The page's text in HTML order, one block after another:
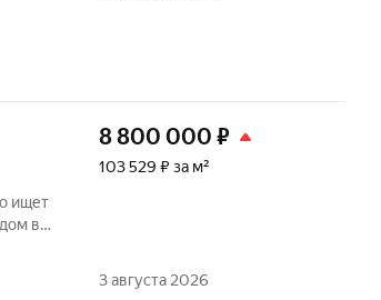
ищет
в
85
8 800 000 ₽
103 529 ₽ за м²
3 августа 2026